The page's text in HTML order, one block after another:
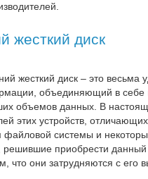
жесткий диск
жесткий диск – это весьма
объединяющий в себе
объемов данных. В
этих устройств,
файловой системы и
решившие приобрести данный
что они затрудняются с его